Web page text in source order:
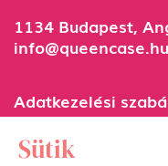
1134 Budapest,
info@queencase.hu
Adatkezelési
Általános
Sütik